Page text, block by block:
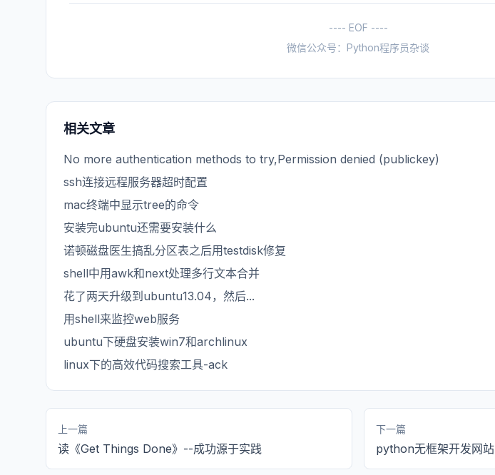
---- EOF ----
微信公众号：Python程序员杂谈
相关文章
No more authentication methods to try,Permission denied (publickey)
ssh连接远程服务器超时配置
mac终端中显示tree的命令
安装完ubuntu还需要安装什么
诺顿磁盘医生搞乱分区表之后用testdisk修复
shell中用awk和next处理多行文本合并
花了两天升级到ubuntu13.04，然后...
用shell来监控web服务
ubuntu下硬盘安装win7和archlinux
linux下的高效代码搜索工具-ack
上一篇
读《Get Things Done》--成功源于实践
下一篇
python无框架开发网站